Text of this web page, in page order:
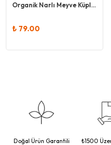
Organik Narlı Meyve Küpleri 30 Gr
₺ 79.00
Doğal Ürün Garantili
₺1500